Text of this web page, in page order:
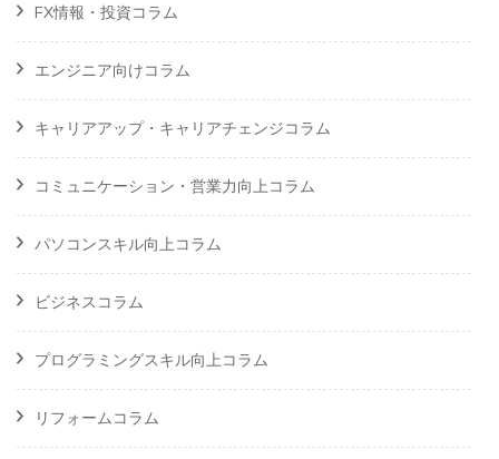
FX情報・投資コラム
エンジニア向けコラム
キャリアアップ・キャリアチェンジコラム
コミュニケーション・営業力向上コラム
パソコンスキル向上コラム
ビジネスコラム
プログラミングスキル向上コラム
リフォームコラム